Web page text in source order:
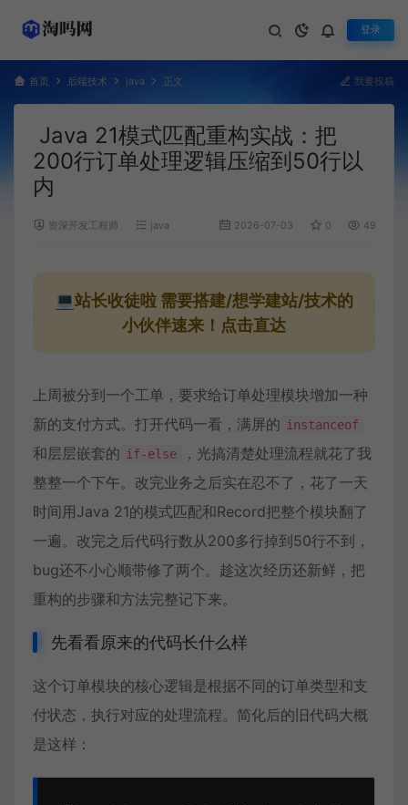
登录
首页 后端技术 java 正文 我要投稿
Java 21模式匹配重构实战：把
200行订单处理逻辑压缩到50行以
内
资深开发工程师 java 2026-07-03 0 495
💻站长收徒啦 需要搭建/想学建站/技术的
小伙伴速来！点击直达
上周被分到一个工单，要求给订单处理模块增加一种
新的支付方式。打开代码一看，满屏的 instanceof
和层层嵌套的 if-else
，光搞清楚处理流程就花了我
整整一个下午。改完业务之后实在忍不了，花了一天
时间用Java 21的模式匹配和Record把整个模块翻了
一遍。改完之后代码行数从200多行掉到50行不到，
bug还不小心顺带修了两个。趁这次经历还新鲜，把
重构的步骤和方法完整记下来。
先看看原来的代码长什么样
这个订单模块的核心逻辑是根据不同的订单类型和支
付状态，执行对应的处理流程。简化后的旧代码大概
是这样：